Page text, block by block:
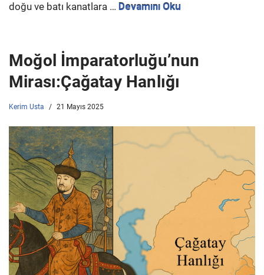
doğu ve batı kanatlara … Devamını Oku
Moğol İmparatorluğu’nun
Mirası:Çağatay Hanlığı
Kerim Usta 21 Mayıs 2025